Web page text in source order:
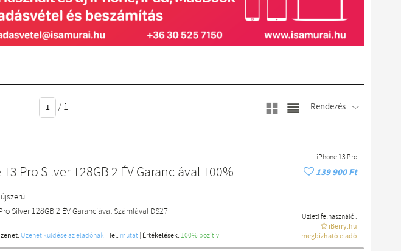
/1 Rendezés
Pro Silver 128GB 2 ÉV Garanciával 100%
újszerű
Silver 128GB 2 ÉV Garanciával Számlával DS27
Üzenet küldése az eladónak |Tel: mutat | Értékelések: 100% pozítiv
iPhone 13 Pro
139 900 Ft
Üzleti felhasználó :
iBerry.hu
megbízható eladó